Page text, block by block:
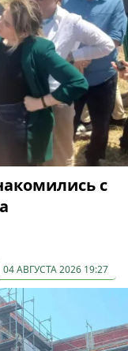
с
04 АВГУСТА 2026 19:27